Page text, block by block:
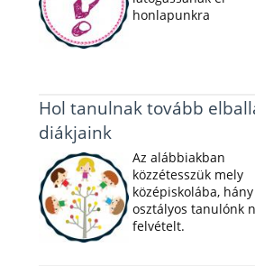
honlapunkra
Hol tanulnak tovább
diákjaink
Az alábbiakban
közzétesszük mely
középiskolába,
osztályos tanulónk
felvételt.